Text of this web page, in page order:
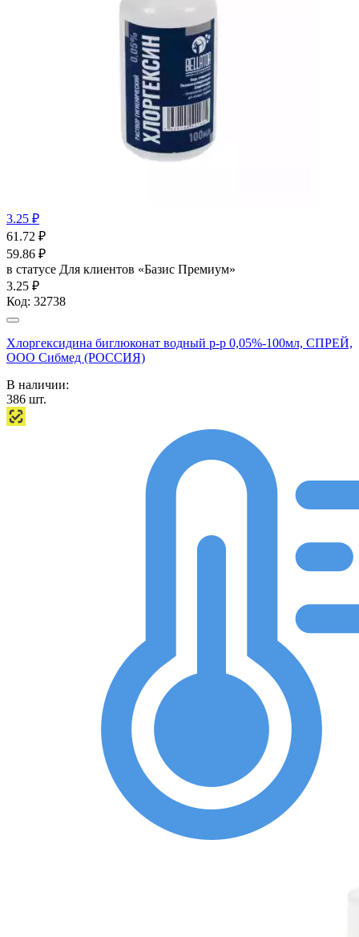
3.25 ₽
61.72 ₽
59.86 ₽
в статусе Для клиентов «Базис Премиум»
3.25 ₽
Код: 32738
Хлоргексидина биглюконат водный р-р 0,05%-100мл, СПРЕЙ,
ООО Сибмед (РОССИЯ)
В наличии:
386 шт.